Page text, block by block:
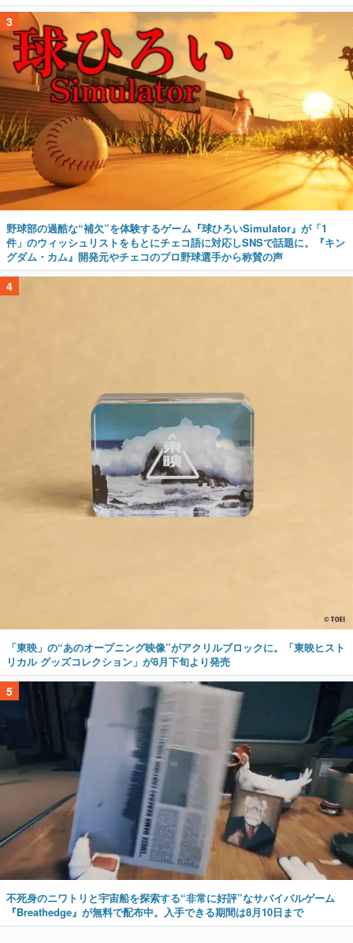
3
野球部の過酷な“補欠”を体験するゲーム『球ひろいSimulator』が「1
件」のウィッシュリストをもとにチェコ語に対応しSNSで話題に。『キン
グダム・カム』開発元やチェコのプロ野球選手から称賛の声
4
「東映」の“あのオープニング映像”がアクリルブロックに。「東映ヒスト
リカル グッズコレクション」が8月下旬より発売
5
不死身のニワトリと宇宙船を探索する“非常に好評”なサバイバルゲーム
『Breathedge』が無料で配布中。入手できる期間は8月10日まで